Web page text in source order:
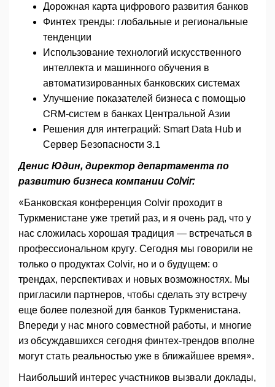
Дорожная карта цифрового развития банков
Финтех тренды: глобальные и региональные
тенденции
Использование технологий искусственного
интеллекта и машинного обучения в
автоматизированных банковских системах
Улучшение показателей бизнеса с помощью
CRM-систем в банках Центральной Азии
Решения для интеграций: Smart Data Hub и
Сервер Безопасности 3.1
Денис Юдин, директор департамента по
развитию бизнеса компании Colvir:
«Банковская конференция Colvir проходит в
Туркменистане уже третий раз, и я очень рад, что у
нас сложилась хорошая традиция — встречаться в
профессиональном кругу. Сегодня мы говорили не
только о продуктах Colvir, но и о будущем: о
трендах, перспективах и новых возможностях. Мы
пригласили партнеров, чтобы сделать эту встречу
еще более полезной для банков Туркменистана.
Впереди у нас много совместной работы, и многие
из обсуждавшихся сегодня финтех-трендов вполне
могут стать реальностью уже в ближайшее время».
Наибольший интерес участников вызвали доклады,